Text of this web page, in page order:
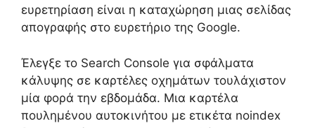
ευρετηρίαση είναι η καταχώρηση μιας σελίδας
απογραφής στο ευρετήριο της Google.
Έλεγξε το Search Console για σφάλματα
κάλυψης σε καρτέλες οχημάτων τουλάχιστον
μία φορά την εβδομάδα. Μια καρτέλα
πουλημένου αυτοκινήτου με ετικέτα noindex